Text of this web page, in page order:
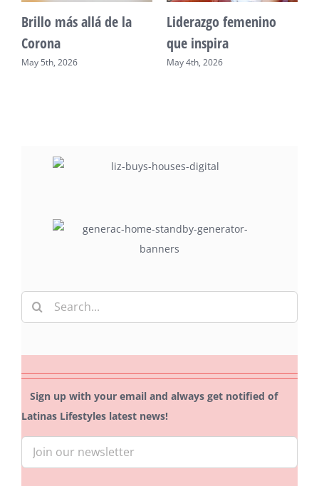
Unidad, cultura y
desarrollo comunitario
May 2nd, 2026
Sueño venezolano en
Philadelphia
May 7th, 2026
Search
for:
Sign up with your email and always get notified of
Latinas Lifestyles latest news!